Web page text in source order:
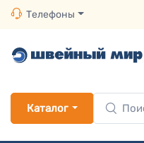
Телефоны
Каталог